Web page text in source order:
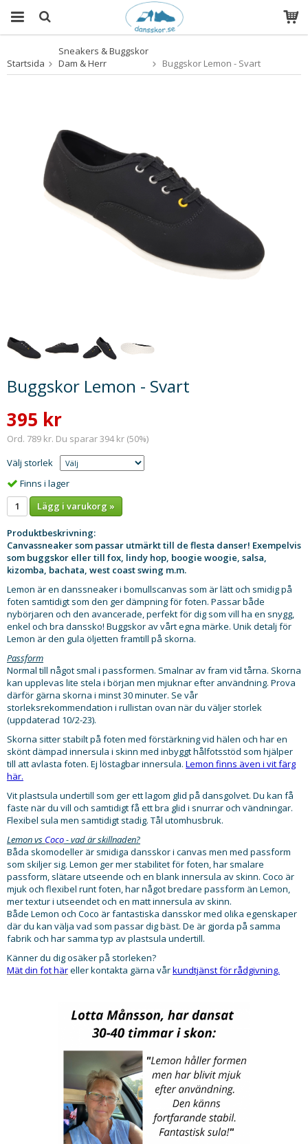
Produkten har blivit tillagd i varukorgen
Startsida
Sneakers & Buggskor
Dam & Herr
Buggskor Lemon - Svart
Buggskor Lemon - Svart
395 kr
Ord. 789 kr. Du sparar 394 kr (50%)
Välj storlek
Finns i lager
Lägg i varukorg »
Produktbeskrivning:
Canvassneaker som passar utmärkt till de flesta danser! Exempelvis
som buggskor eller till fox, lindy hop, boogie woogie, salsa,
kizomba, bachata, west coast swing m.m.
Lemon är en danssneaker i bomullscanvas som är lätt och smidig på
foten samtidigt som den ger dämpning för foten. Passar både
nybörjaren och den avancerade, perfekt för dig som vill ha en snygg,
enkel och bra danssko! Buggskor av vårt egna märke. Unik detalj för
Lemon är den gula öljetten framtill på skorna.
Passform
Normal till något smal i passformen. Smalnar av fram vid tårna. Skorna
kan upplevas lite stela i början men mjuknar efter användning. Prova
därför gärna skorna i minst 30 minuter. Se vår
storleksrekommendation i rullistan ovan när du väljer storlek
(uppdaterad 10/2-23).
Skorna sitter stabilt på foten med förstärkning vid hälen och har en
skönt dämpad innersula i skinn med inbyggt hålfotsstöd som hjälper
till att avlasta foten. Ej löstagbar innersula. Lemon finns även i vit färg
här.
Vit plastsula undertill som ger ett lagom glid på dansgolvet. Du kan få
fäste när du vill och samtidigt få ett bra glid i snurrar och vändningar.
Flexibel sula men samtidigt stadig. Tål utomhusbruk.
Lemon vs Coco- vad är skillnaden?
Båda skomodeller är smidiga dansskor i canvas men med passform
som skiljer sig. Lemon ger mer stabilitet för foten, har smalare
passform, slätare utseende och en blank innersula av skinn. Coco är
mjuk och flexibel runt foten, har något bredare passform än Lemon,
mer textur i utseendet och en matt innersula av skinn.
Både Lemon och Coco är fantastiska dansskor med olika egenskaper
där du kan välja vad som passar dig bäst. De är gjorda på samma
fabrik och har samma typ av plastsula undertill.
Känner du dig osäker på storleken?
Mät din fot häreller kontakta gärna vårkundtjänst för rådgivning.